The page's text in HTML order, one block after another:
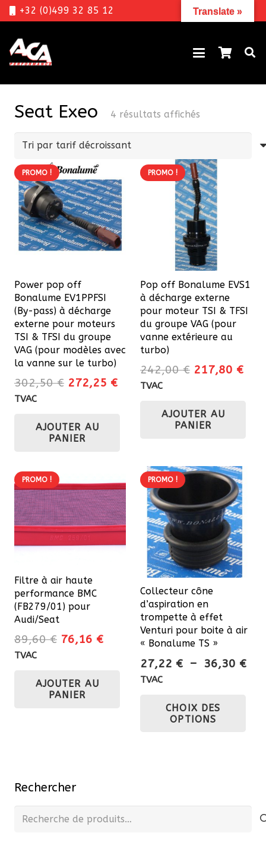
+32 (0)499 32 85 12
Seat Exeo 4 résultats affichés
par
décroissant
PROMO !
Power pop off
Bonalume EV1PPFSI
(By-pass) à décharge
externe pour moteurs
TSI & TFSI du groupe
VAG (pour modèles avec
la vanne sur le turbo)
302,50€ Le
était :
302,50 €.
272,25 €Le
TVAC
AJOUTER AU
PANIER
PROMO !
Pop off Bonalume EVS1
à décharge externe
pour moteur TSI & TFSI
du groupe VAG (pour
vanne extérieure au
turbo)
242,00€ Le
était :
242,00 €.
217,80 €Le
TVAC
AJOUTER AU
PANIER
PROMO !
Filtre à air haute
performance BMC
(FB279/01) pour
Audi/Seat
89,60€ Le
était :
89,60 €.
76,16 €Le
TVAC
AJOUTER AU
PANIER
PROMO !
Collecteur cône
d’aspiration en
trompette à effet
Venturi pour boite à air
« Bonalume TS »
27,22 € – 36,30 €
TVAC
CHOIX DES
OPTIONS
Rechercher
Recherche
Translate »